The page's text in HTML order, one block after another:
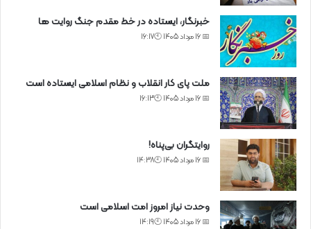
خبرنگار، ایستاده در خط مقدم جنگ روایت ها
📅 16 مرداد 1405 🕙16:17
ملت پای کار انقلاب و نظام اسلامی ایستاده است
📅 16 مرداد 1405 🕙16:13
روایتگران بی‌پناه!
📅 16 مرداد 1405 🕙14:38
وحدت نیاز امروز امت اسلامی است
📅 16 مرداد 1405 🕙14:19